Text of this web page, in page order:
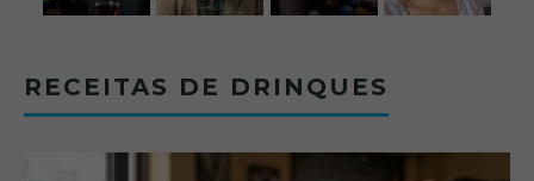
RECEITAS DE DRINQUES